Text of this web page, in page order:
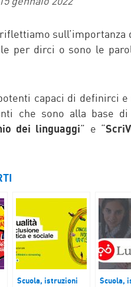
sull’importanza
per dirci o sono le
capaci di definirci
che sono alla base
dei linguaggi” e “
Scuola, istruzioni
Scuola,